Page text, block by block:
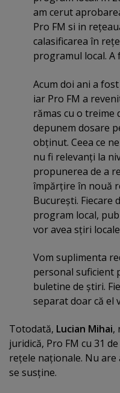
am cerut
Pro FM si in
calasificarea în
programul local.
Acum doi ani a
iar Pro FM a
rămas cu o treime
depunem dosare
obţinut. Ceea ce
nu fi relevanţi la
propunerea de a
împărţire în nouă
Bucureşti. Fiecare
program local,
vor avea sţiri
Vom suplimenta
personal suficient
buletine de ştiri.
separat doar că el
Totodată, Lucian Mihai,
juridică, Pro FM cu 31
reţele naţionale. Nu
se susţine.